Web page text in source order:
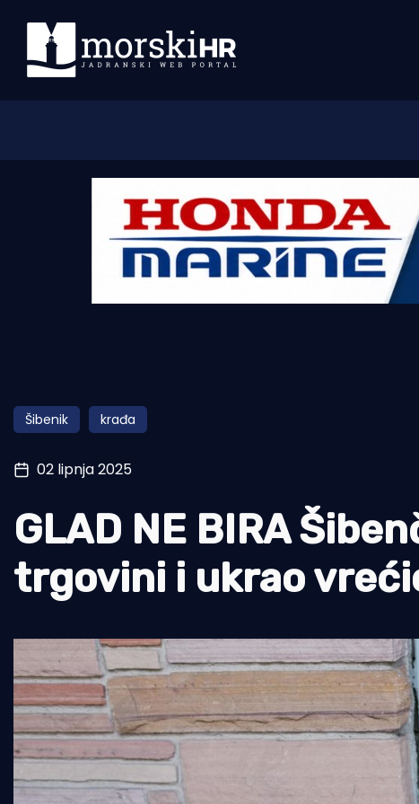
Morski plus
Pomorstvo
Ribolov
Tradicija i kultura
Šibenik krađa
02 lipnja 2025
GLAD NE BIRA
trgovini i ukrao